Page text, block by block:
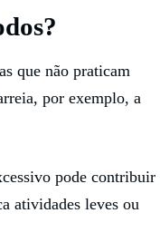
que não praticam
por exemplo, a
pode contribuir
atividades leves ou